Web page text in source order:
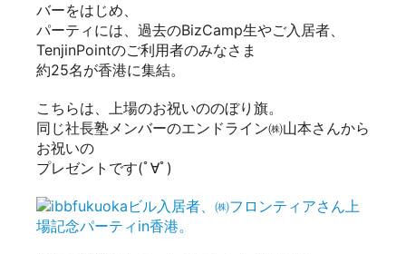
バーをはじめ、
パーティには、過去のBizCamp生やご入居者、
TenjinPointのご利用者のみなさま
約25名が香港に集結。
こちらは、上場のお祝いののぼり旗。
同じ社長塾メンバーのエンドライン㈱山本さんから
お祝いの
プレゼントです(ﾟ∀ﾟ)